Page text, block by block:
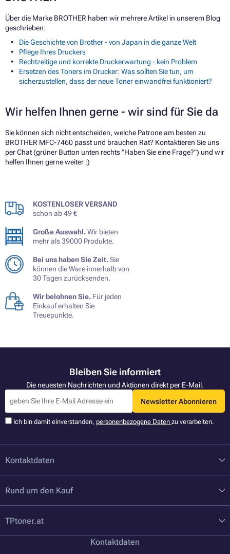
Über die Marke BROTHER haben wir mehrere Artikel in unserem Blog
geschrieben:
Die Geschichte von Brother - von Japan in die ganze Welt
Pflege Ihres Druckers
Rechtzeitige und korrekte Druckerwartung - kein Problem
Ersetzen des Toners im Drucker: Was sollten Sie tun, um
sicherzustellen, dass der neue Toner einwandfrei funktioniert?
Wir helfen Ihnen gerne - wir sind für Sie da
Sie können sich nicht entscheiden, welche Patrone am besten zu
BROTHER MFC-7460 passt und brauchen Rat? Kontaktieren Sie uns
per Chat (grüner Button unten rechts "Haben Sie eine Frage?") und wir
helfen Ihnen gerne weiter :)
KOSTENLOSER VERSAND
schon ab 49 €
Große Auswahl.Wir bieten
mehr als 39000 Produkte.
Bei uns haben Sie Zeit.Sie
können die Ware innerhalb von
30 Tagen zurücksenden.
Wir belohnen Sie. Für jeden
Einkauf erhalten Sie
Treuepunkte.
Bleiben Sie informiert
Die neuesten Nachrichten und Aktionen direkt per E-Mail.
Newsletter Abonnieren
Ich bin damit einverstanden, personenbezogene Daten zu verarbeiten.
Kontaktdaten
Rund um den Kauf
TPtoner.at
Kontaktdaten